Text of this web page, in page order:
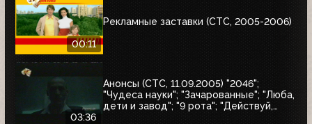
00:11
Рекламные заставки (СТС, 2005-2006)
03:36
Анонсы (СТС, 11.09.2005) "2046";
"Чудеса науки"; "Зачарованные"; "Люба,
дети и завод"; "9 рота"; "Действуй,